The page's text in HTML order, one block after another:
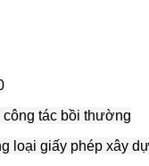
tác bồi thường
loại giấy phép xây